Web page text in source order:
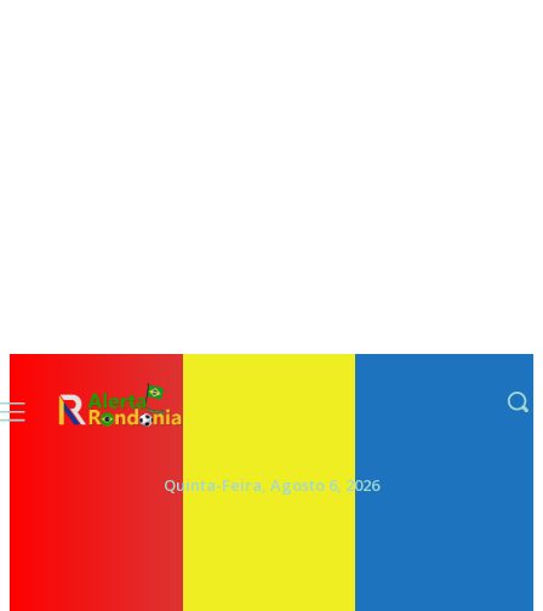
Quinta-Feira, Agosto 6, 2026